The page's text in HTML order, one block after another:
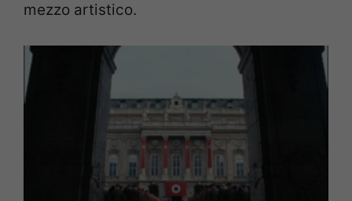
mezzo artistico.